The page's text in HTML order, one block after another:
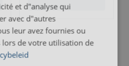
et d"analyse qui
avec d"autres
leur avez fournies ou
de votre utilisation de